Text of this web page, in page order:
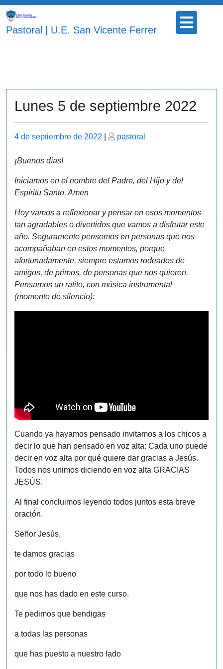
Saltar
contenido
Pastoral | U.E. San Vicente Ferrer
Botón
abrir
Lunes 5 de septiembre 2022
Publicado
4 de septiembre de 2022
Publicado
pastoral
¡Buenos días!
Iniciamos en el nombre del Padre, del Hijo y del
Espíritu Santo. Amen
Hoy vamos a reflexionar y pensar en esos momentos
tan agradables o divertidos que vamos a disfrutar este
año. Seguramente pensemos en personas que nos
acompañaban en estos momentos, porque
afortunadamente, siempre estamos rodeados de
amigos, de primos, de personas que nos quieren.
Pensamos un ratito, con música instrumental
(momento de silencio):
Cuando ya hayamos pensado invitamos a los chicos a
decir lo que han pensado en voz alta: Cada uno puede
decir en voz alta por qué quiere dar gracias a Jesús.
Todos nos unimos diciendo en voz alta GRACIAS
JESÚS.
Al final concluimos leyendo todos juntos esta breve
oración.
Señor Jesús,
te damos gracias
por todo lo bueno
que nos has dado en este curso.
Te pedimos que bendigas
a todas las personas
que has puesto a nuestro lado